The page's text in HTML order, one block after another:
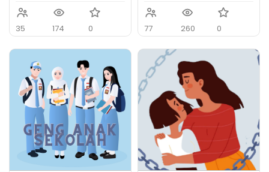
35 174 0 77 260 0